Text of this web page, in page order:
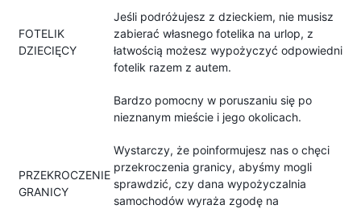
FOTELIK
DZIECIĘCY
Jeśli podróżujesz z dzieckiem, nie musisz
zabierać własnego fotelika na urlop, z
łatwością możesz wypożyczyć odpowiedni
fotelik razem z autem.
Bardzo pomocny w poruszaniu się po
nieznanym mieście i jego okolicach.
PRZEKROCZENIE
GRANICY
Wystarczy, że poinformujesz nas o chęci
przekroczenia granicy, abyśmy mogli
sprawdzić, czy dana wypożyczalnia
samochodów wyraża zgodę na